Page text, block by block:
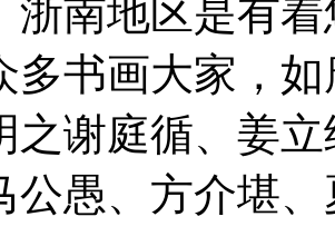
浙南地区是有
多书画大家，
之谢庭循、姜
公愚、方介堪